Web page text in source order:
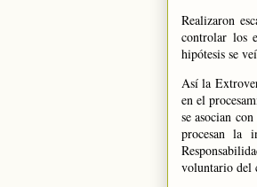
Realizaron
controlar los
hipótesis se
Asíla
en el
se asocian
procesan la
voluntario del